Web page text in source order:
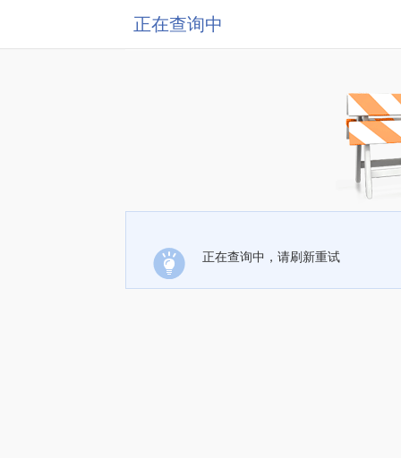
正在查询中
正在查询中，请刷新重试